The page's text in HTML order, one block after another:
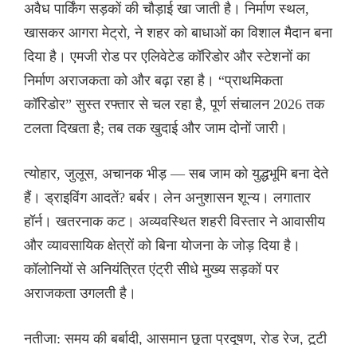
अवैध पार्किंग सड़कों की चौड़ाई खा जाती है। निर्माण स्थल,
खासकर आगरा मेट्रो, ने शहर को बाधाओं का विशाल मैदान बना
दिया है। एमजी रोड पर एलिवेटेड कॉरिडोर और स्टेशनों का
निर्माण अराजकता को और बढ़ा रहा है। “प्राथमिकता
कॉरिडोर” सुस्त रफ्तार से चल रहा है, पूर्ण संचालन 2026 तक
टलता दिखता है; तब तक खुदाई और जाम दोनों जारी।
त्योहार, जुलूस, अचानक भीड़ — सब जाम को युद्धभूमि बना देते
हैं। ड्राइविंग आदतें? बर्बर। लेन अनुशासन शून्य। लगातार
हॉर्न। खतरनाक कट। अव्यवस्थित शहरी विस्तार ने आवासीय
और व्यावसायिक क्षेत्रों को बिना योजना के जोड़ दिया है।
कॉलोनियों से अनियंत्रित एंट्री सीधे मुख्य सड़कों पर
अराजकता उगलती है।
नतीजा: समय की बर्बादी, आसमान छूता प्रदूषण, रोड रेज, टूटी